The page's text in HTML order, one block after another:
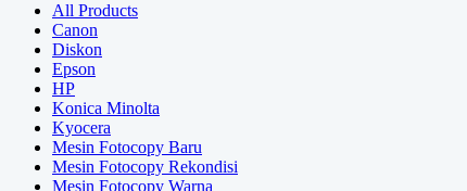
All Products
Canon
Diskon
Epson
HP
Konica Minolta
Kyocera
Mesin Fotocopy Baru
Mesin Fotocopy Rekondisi
Mesin Fotocopy Warna